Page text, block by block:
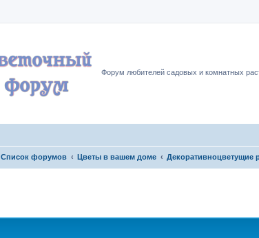
Форум любителей садовых и комнатных
Список форумов Цветы в вашем доме Декоративноцветущие